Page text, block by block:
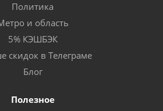
Политика
и область
5% КЭШБЭК
скидок в Телеграме
Блог
Полезное